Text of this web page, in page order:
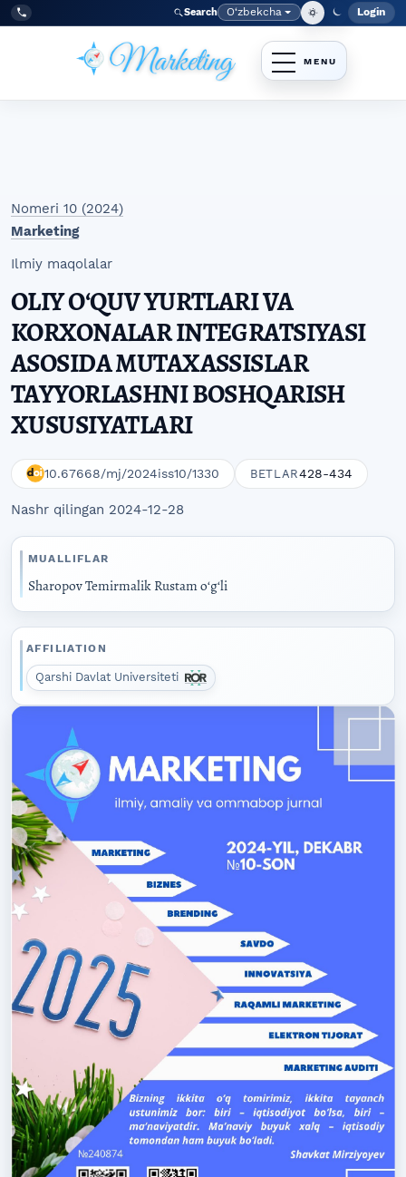
Skip to main navigation menu
Skip to main content
Skip to site footer
Tel:
+998977838464 Search Language
O‘zbekcha Login
Nomeri 10 (2024)
Marketing
Ilmiy maqolalar
OLIY OʻQUV YURTLARI VA
KORXONALAR INTEGRATSIYASI
ASOSIDA MUTAXASSISLAR
TAYYORLASHNI BOSHQARISH
XUSUSIYATLARI
10.67668/mj/2024iss10/1330 BETLAR428-434
Nashr qilingan 2024-12-28
MUALLIFLAR
Sharopov Temirmalik Rustam oʻgʻli
AFFILIATION
Qarshi Davlat Universiteti